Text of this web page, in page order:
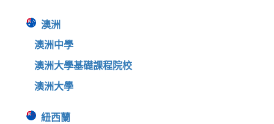
澳洲
澳洲中學
澳洲大學基礎課程院校
澳洲大學
紐西蘭